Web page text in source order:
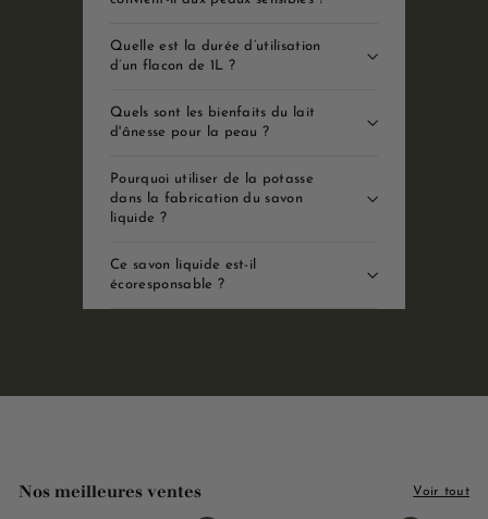
Quelle est la durée d’utilisation
d’un flacon de 1L ?
Quels sont les bienfaits du lait
d'ânesse pour la peau ?
Pourquoi utiliser de la potasse
dans la fabrication du savon
liquide ?
Ce savon liquide est-il
écoresponsable ?
Nos meilleures ventes Voir tout